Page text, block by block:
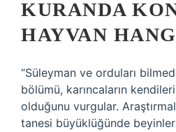
KURANDA
HAYVAN
“Süleyman ve orduları
bölümü, karıncaların
olduğunu vurgular.
tanesi büyüklüğünde